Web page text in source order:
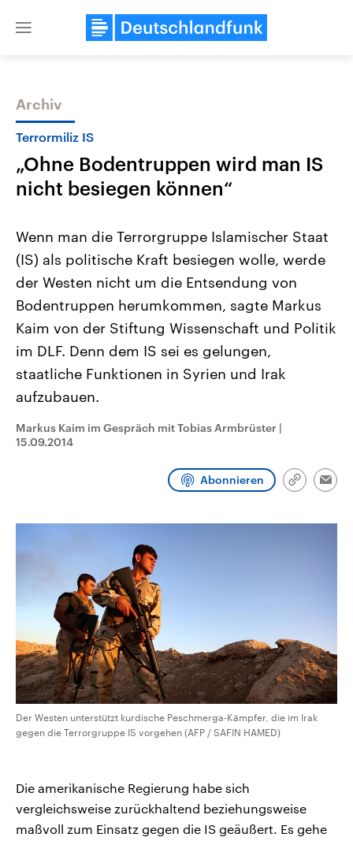
Close
Themen
Landtagswahl Sachsen-Anhalt
2026
Alle Informationen
Sachsen-Anhalt wählt am 6.
September 2026 einen neuen
Landtag. Seit 2021 wird das
Bundesland von einer Koalition aus
Umfragen, Prognosen,
Wahlprogramme, aktuelle Berichte
und Hintergründe zu den Parteien
Wahl.
Aktuelle Beiträge,
Hintergründe
Wirtschaftlich und
gehören die Vereinigten
den mächtigsten Ländern
mit großem Einfluss auf
aktuelle Weltgeschehen.
Sendungen
Audio-Archiv
Archiv
Terrormiliz IS
„Ohne Bodentruppen wird man IS
nicht besiegen können“
Wenn man die Terrorgruppe Islamischer Staat
(IS) als politische Kraft besiegen wolle, werde
der Westen nicht um die Entsendung von
Bodentruppen herumkommen, sagte Markus
Kaim von der Stiftung Wissenschaft und Politik
im DLF. Denn dem IS sei es gelungen,
staatliche Funktionen in Syrien und Irak
aufzubauen.
Markus Kaim im Gespräch mit Tobias Armbrüster |
15.09.2014
Abonnieren
Link
Der Westen unterstützt kurdische Peschmerga-Kämpfer, die im Irak
gegen die Terrorgruppe IS vorgehen (AFP / SAFIN HAMED)
Die amerikanische Regierung habe sich
vergleichsweise zurückhaltend beziehungsweise
maßvoll zum Einsatz gegen die IS geäußert. Es gehe